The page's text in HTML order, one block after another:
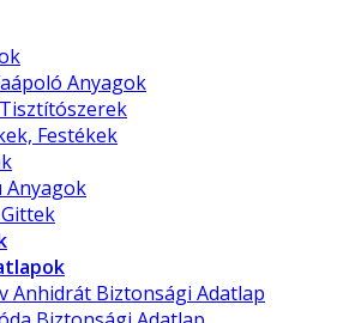
Anyagok
Festékek
Anyagok
Anhidrát Biztonsági Adatlap